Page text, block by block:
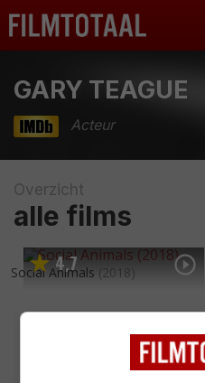
GARY TEAGUE
Acteur
Overzicht
alle films
4,7
Social Animals (2018)